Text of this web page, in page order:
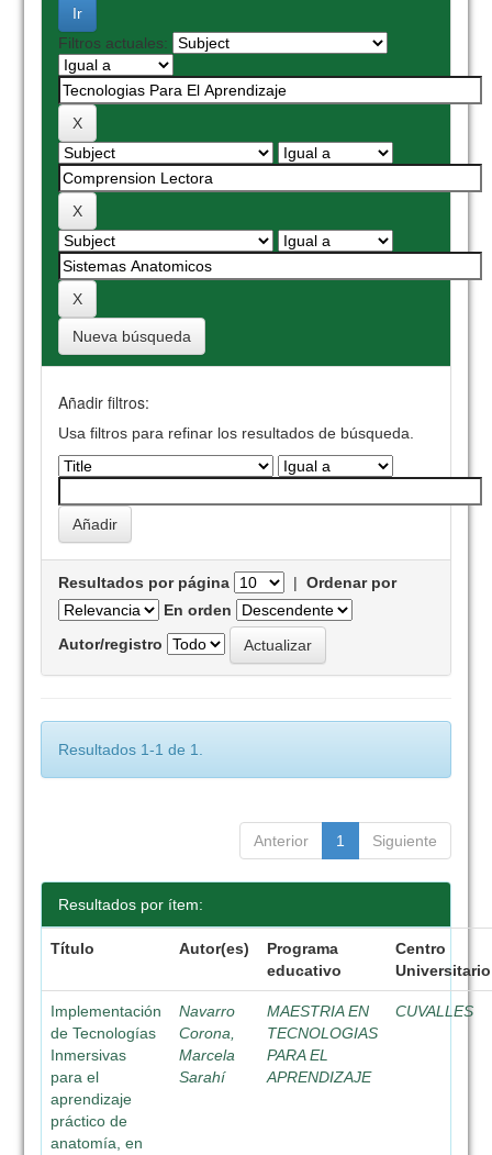
Filtros actuales:
Nueva búsqueda
Añadir filtros:
Usa filtros para refinar los resultados de búsqueda.
Resultados por página |Ordenar por
En orden
Autor/registro
Resultados 1-1 de 1.
Anterior 1 Siguiente
Resultados por ítem:
Título Autor(es)
Programa
educativo
Centro
Universitario
Implementación
de Tecnologías
Inmersivas
para el
aprendizaje
práctico de
anatomía, en
Navarro
Corona,
Marcela
Sarahí
MAESTRIA EN
TECNOLOGIAS
PARA EL
APRENDIZAJE
CUVALLES